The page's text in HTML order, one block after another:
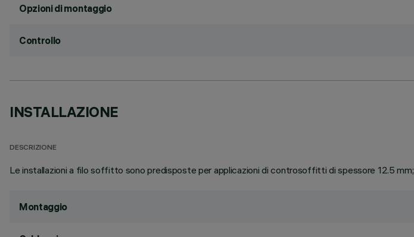
Opzioni di montaggio
Controllo
INSTALLAZIONE
DESCRIZIONE
Le installazioni a filo soffitto sono predisposte per applicazioni di controsoffitti di spessore 12.5 mm;
Montaggio